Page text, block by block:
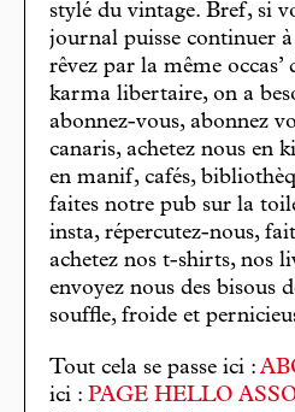
stylé du vintage. Bref, si
journal puisse continuer
rêvez par la même occas’
karma libertaire, on a
abonnez-vous, abonnez
canaris, achetez nous en
en manif, cafés,
faites notre pub sur la
insta, répercutez-nous,
achetez nos t-shirts, nos
envoyez nous des bisous
souffle, froide et
Tout cela se passe ici :
ici : PAGE HELLO